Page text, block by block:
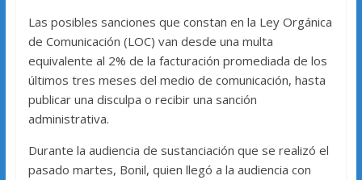
Las posibles sanciones que constan en la Ley Orgánica
de Comunicación (LOC) van desde una multa
equivalente al 2% de la facturación promediada de los
últimos tres meses del medio de comunicación, hasta
publicar una disculpa o recibir una sanción
administrativa.
Durante la audiencia de sustanciación que se realizó el
pasado martes, Bonil, quien llegó a la audiencia con